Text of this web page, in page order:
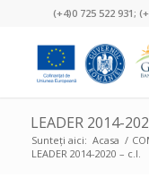
(+4)0 725 522 931;
LEADER 2014-
Sunteți aici: Acasa /
LEADER 2014-2020 – c.l.